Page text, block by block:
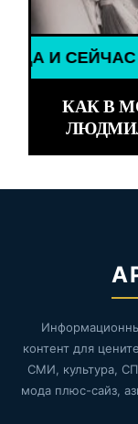
КАК В
контент для
СМИ, культура,
мода плюс-сайз,